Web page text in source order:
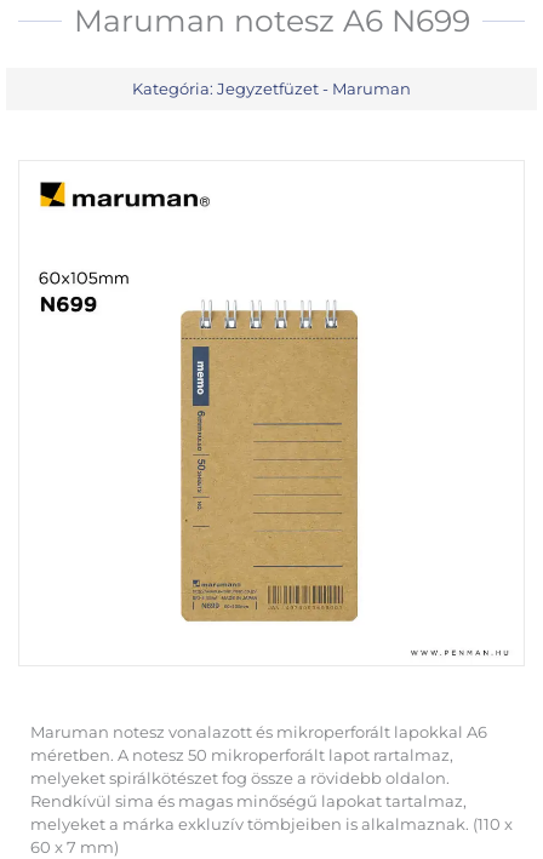
Maruman notesz A6 N699
Kategória: Jegyzetfüzet - Maruman
Maruman notesz vonalazott és mikroperforált lapokkal A6
méretben. A notesz 50 mikroperforált lapot rartalmaz,
melyeket spirálkötészet fog össze a rövidebb oldalon.
Rendkívül sima és magas minőségű lapokat tartalmaz,
melyeket a márka exkluzív tömbjeiben is alkalmaznak. (110 x
60 x 7 mm)